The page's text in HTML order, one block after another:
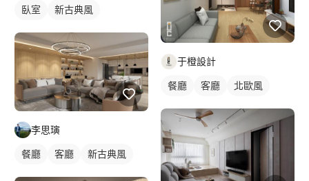
臥室 新古典風
李思璌
餐廳 客廳 新古典風
于橙設計
餐廳 客廳 北歐風